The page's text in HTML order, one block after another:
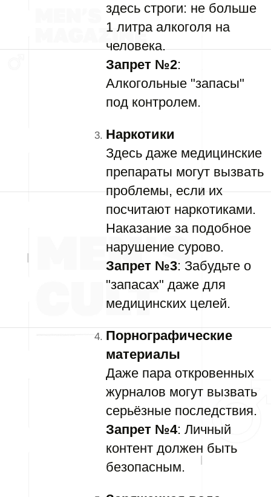
здесь строги: не больше
1 литра алкоголя на
человека.
Запрет №2:
Алкогольные "запасы"
под контролем.
Наркотики
Здесь даже медицинские
препараты могут вызвать
проблемы, если их
посчитают наркотиками.
Наказание за подобное
нарушение сурово.
Запрет №3: Забудьте о
"запасах" даже для
медицинских целей.
Порнографические
материалы
Даже пара откровенных
журналов могут вызвать
серьёзные последствия.
Запрет №4: Личный
контент должен быть
безопасным.